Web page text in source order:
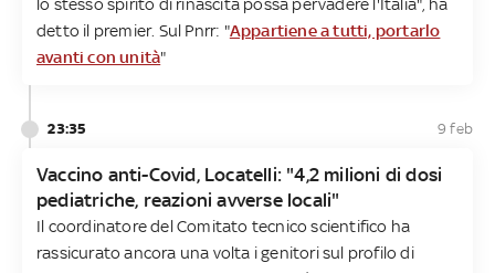
detto il premier. Sul Pnrr: "Appartiene a tutti, portarlo
avanti con unità"
23:35 9 feb
Vaccino anti-Covid, Locatelli: "4,2 milioni di dosi
pediatriche, reazioni avverse locali"
Il coordinatore del Comitato tecnico scientifico ha
rassicurato ancora una volta i genitori sul profilo di